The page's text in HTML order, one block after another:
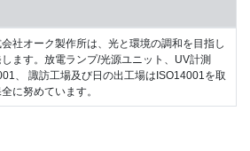
会社オーク製作所は、光と環境の調和を目指し
ます。放電ランプ/光源ユニット、UV計測
、 諏訪工場及び日の出工場はISO14001を取
に努めています。